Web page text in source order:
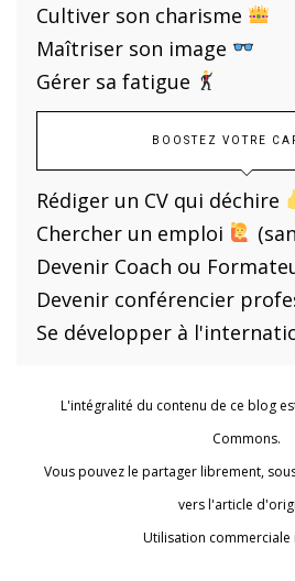
Cultiver son charisme
Maîtriser son image
Gérer sa fatigue
BOOSTEZ VOTRE
Rédiger un CV qui déchire
Chercher un emploi
Devenir Coach ou
Devenir conférencier
Se développer à
L'intégralité du contenu de ce blog
Commons.
Vous pouvez le partager librement,
vers l'article
Utilisation commerciale